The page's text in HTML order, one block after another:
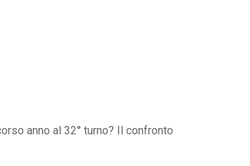
anno al 32° turno? Il confronto